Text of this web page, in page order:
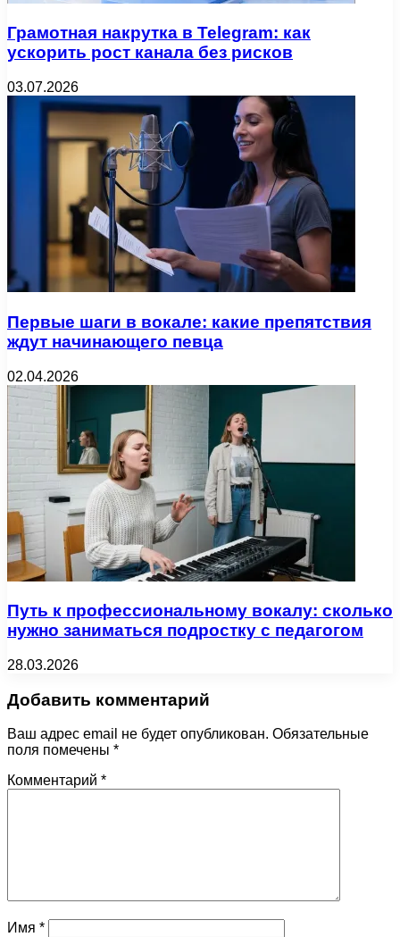
Грамотная накрутка в Telegram: как
ускорить рост канала без рисков
03.07.2026
Первые шаги в вокале: какие препятствия
ждут начинающего певца
02.04.2026
Путь к профессиональному вокалу: сколько
нужно заниматься подростку с педагогом
28.03.2026
Добавить комментарий
Ваш адрес email не будет опубликован. Обязательные
поля помечены *
Комментарий *
Имя *